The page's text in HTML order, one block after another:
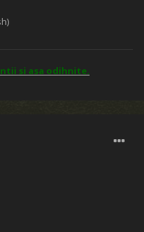
si asa odihnite.